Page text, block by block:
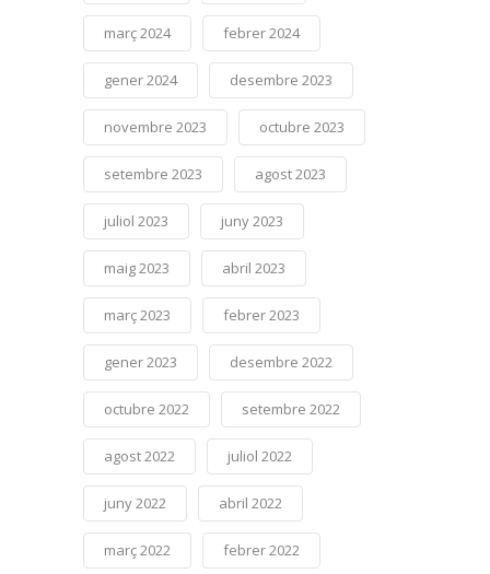
març 2024 febrer 2024
gener 2024 desembre 2023
novembre 2023 octubre 2023
setembre 2023 agost 2023
juliol 2023 juny 2023
maig 2023 abril 2023
març 2023 febrer 2023
gener 2023 desembre 2022
octubre 2022 setembre 2022
agost 2022 juliol 2022
juny 2022 abril 2022
març 2022 febrer 2022